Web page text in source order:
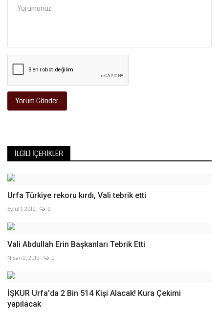
Yorum Gönder
İLGILI İÇERIKLER
Urfa Türkiye rekoru kırdı, Vali tebrik etti
Eylül 1, 2019 0
Vali Abdullah Erin Başkanları Tebrik Etti
Nisan 2, 2019 0
İŞKUR Urfa'da 2 Bin 514 Kişi Alacak! Kura Çekimi
yapılacak